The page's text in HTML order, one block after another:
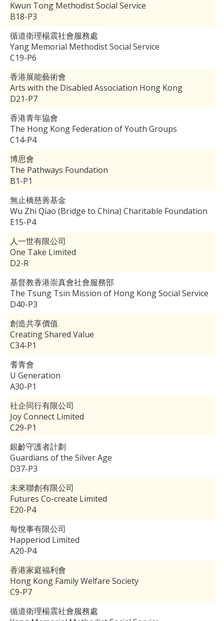
Kwun Tong Methodist Social Service
B18-P3
循道衛理楊震社會服務處
Yang Memorial Methodist Social Service
C19-P6
香港展能藝術會
Arts with the Disabled Association Hong Kong
D21-P7
香港青年協會
The Hong Kong Federation of Youth Groups
C14-P4
博思會
The Pathways Foundation
B1-P1
無止橋慈善基金
Wu Zhi Qiao (Bridge to China) Charitable Foundation
E15-P4
人一世有限公司
One Take Limited
D2-R
基督教香港崇真會社會服務部
The Tsung Tsin Mission of Hong Kong Social Service
D40-P3
創造共享價值
Creating Shared Value
C34-P1
耆青會
U Generation
A30-P1
社企同行有限公司
Joy Connect Limited
C29-P1
銀齡守護者計劃
Guardians of the Silver Age
D37-P3
未來聯創有限公司
Futures Co-create Limited
E20-P4
每悅事有限公司
Happeriod Limited
A20-P4
香港家庭福利會
Hong Kong Family Welfare Society
C9-P7
循道衛理楊震社會服務處